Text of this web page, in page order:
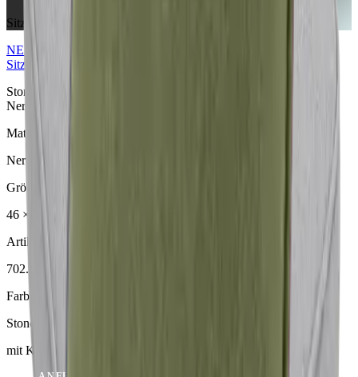
Sitzkissen
NERIO · Oceana
Sitzkissen
Stone Sitzkissen aus der NERIO · Oceana Collection. Material:
Nerio.
Material
Nerio
Größe
46 × 45 × 6 cm
Artikelcode
702.818
Farbe
Stone
mit Keder